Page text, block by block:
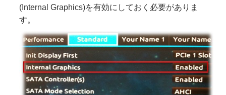
(Internal Graphics)を有効にしておく必要がありま
す。